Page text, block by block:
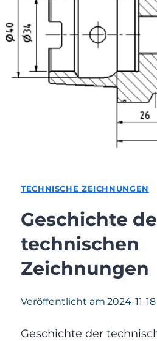
TECHNISCHE ZEICHNUNGEN
Geschichte
technischen
Zeichnungen
Veröffentlicht am 2024-11-18
Geschichte der